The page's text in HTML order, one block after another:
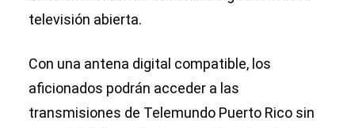
televisión abierta.
Con una antena digital compatible, los
aficionados podrán acceder a las
transmisiones de Telemundo Puerto Rico sin